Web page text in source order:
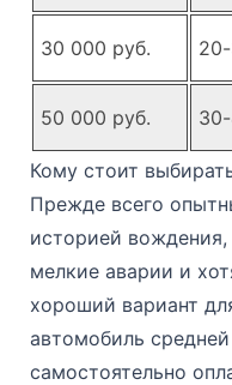
30 000 руб.
50 000 руб.
Кому стоит
Прежде всего
историей
мелкие аварии и
хороший вариант
автомобиль
самостоятельно